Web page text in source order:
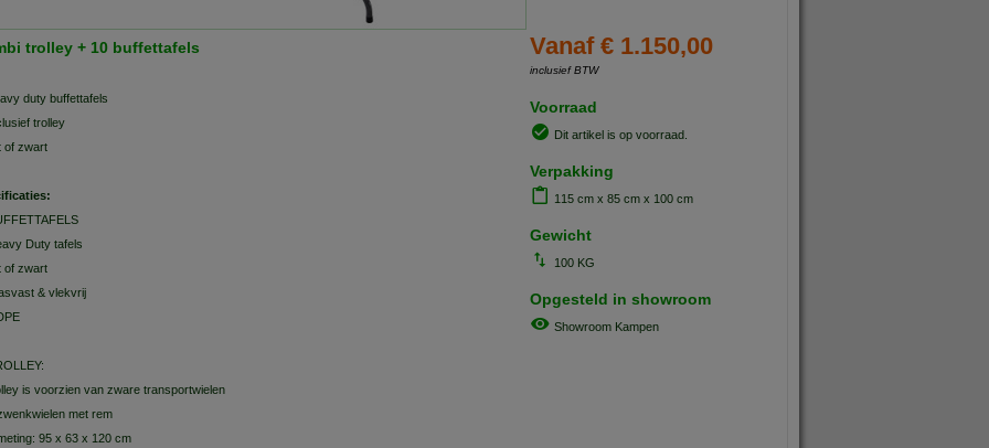
Vanaf € 1.150,00
inclusief BTW
Voorraad
Dit artikel is op voorraad.
Verpakking
115 cm x 85 cm x 100 cm
Gewicht
100 KG
Opgesteld in showroom
Showroom Kampen
trolley + 10 buffettafels
duty buffettafels
trolley
of zwart
Duty tafels
of zwart
& vlekvrij
is voorzien van zware transportwielen
met rem
95 x 63 x 120 cm